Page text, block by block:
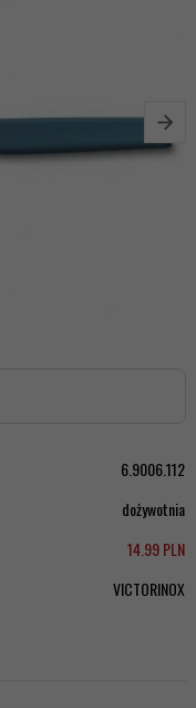
6.9006.112
dożywotnia
14.99 PLN
VICTORINOX